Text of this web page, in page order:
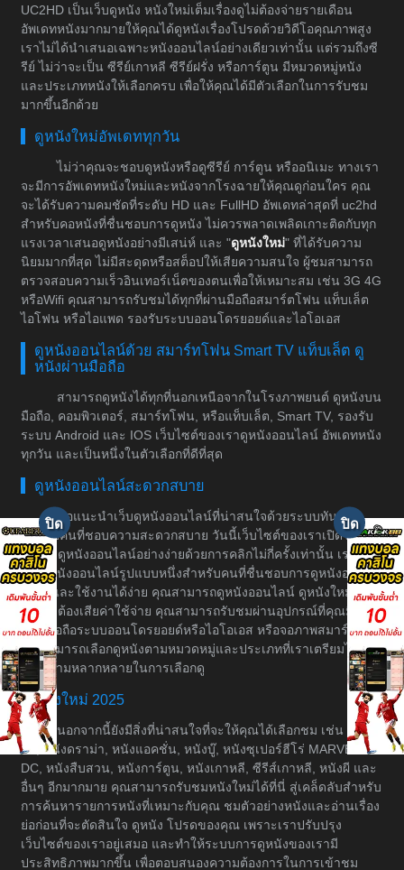
UC2HD เป็นเว็บดูหนัง หนังใหม่เต็มเรื่องดูไม่ต้องจ่ายรายเดือน
อัพเดทหนังมากมายให้คุณได้ดูหนังเรื่องโปรดด้วยวิดีโอคุณภาพสูง
เราไม่ได้นำเสนอเฉพาะหนังออนไลน์อย่างเดียวเท่านั้น แต่รวมถึงซี
รีย์ ไม่ว่าจะเป็น ซีรีย์เกาหลี ซีรีย์ฝรั่ง หรือการ์ตูน มีหมวดหมู่หนัง
และประเภทหนังให้เลือกครบ เพื่อให้คุณได้มีตัวเลือกในการรับชม
มากขึ้นอีกด้วย
ดูหนังใหม่อัพเดททุกวัน
ไม่ว่าคุณจะชอบดูหนังหรือดูซีรีย์ การ์ตูน หรืออนิเมะ ทางเรา
จะมีการอัพเดทหนังใหม่และหนังจากโรงฉายให้คุณดูก่อนใคร คุณ
จะได้รับความคมชัดที่ระดับ HD และ FullHD อัพเดทล่าสุดที่ uc2hd
สำหรับคอหนังที่ชื่นชอบการดูหนัง ไม่ควรพลาดเพลิดเกาะติดกับทุก
แรงเวลาเสนอดูหนังอย่างมีเสน่ห์ และ "ดูหนังใหม่" ที่ได้รับความ
นิยมมากที่สุด ไม่มีสะดุดหรือสต็อปให้เสียความสนใจ ผู้ชมสามารถ
ตรวจสอบความเร็วอินเทอร์เน็ตของตนเพื่อให้เหมาะสม เช่น 3G 4G
หรือWifi คุณสามารถรับชมได้ทุกที่ผ่านมือถือสมาร์ตโฟน แท็บเล็ต
ไอโฟน หรือไอแพด รองรับระบบออนโดรยอยด์และไอโอเอส
ดูหนังออนไลน์ด้วย สมาร์ทโฟน Smart TV แท็บเล็ต ดู
หนังผ่านมือถือ
สามารถดูหนังได้ทุกที่นอกเหนือจากในโรงภาพยนต์ ดูหนังบน
มือถือ, คอมพิวเตอร์, สมาร์ทโฟน, หรือแท็บเล็ต, Smart TV, รองรับ
ระบบ Android และ IOS เว็บไซต์ของเราดูหนังออนไลน์ อัพเดทหนัง
ทุกวัน และเป็นหนึ่งในตัวเลือกที่ดีที่สุด
ดูหนังออนไลน์สะดวกสบาย
ขอแนะนำเว็บดูหนังออนไลน์ที่น่าสนใจด้วยระบบทันสมัย
สำหรับคนที่ชอบความสะดวกสบาย วันนี้เว็บไซต์ของเราเปิดให้
บริการดูหนังออนไลน์อย่างง่ายด้วยการคลิกไม่กี่ครั้งเท่านั้น เราเป็น
เว็บดูหนังออนไลน์รูปแบบหนึ่งสำหรับคนที่ชื่นชอบการดูหนังอย่างมี
ระบบและใช้งานได้ง่าย คุณสามารถดูหนังออนไลน์ ดูหนังใหม่ได้
โดยไม่ต้องเสียค่าใช้จ่าย คุณสามารถรับชมผ่านอุปกรณ์ที่คุณมีอยู่
เช่น มือถือระบบออนโดรยอยด์หรือไอโอเอส หรือจอภาพสมาร์ททีวี
คุณสามารถเลือกดูหนังตามหมวดหมู่และประเภทที่เราเตรียมไว้ให้
เพื่อความหลากหลายในการเลือกดู
หนังใหม่ 2025
นอกจากนี้ยังมีสิ่งที่น่าสนใจที่จะให้คุณได้เลือกชม เช่น หนัง
ต่อ, หนังดราม่า, หนังแอคชั่น, หนังบู๊, หนังซุเปอร์ฮีโร่ MARVEL &
DC, หนังสืบสวน, หนังการ์ตูน, หนังเกาหลี, ซีรีส์เกาหลี, หนังผี และ
อื่นๆ อีกมากมาย คุณสามารถรับชมหนังใหม่ได้ที่นี่ สู่เคล็ดลับสำหรับ
การค้นหารายการหนังที่เหมาะกับคุณ ชมตัวอย่างหนังและอ่านเรื่อง
ย่อก่อนที่จะตัดสินใจ ดูหนัง โปรดของคุณ เพราะเราปรับปรุง
เว็บไซต์ของเราอยู่เสมอ และทำให้ระบบการดูหนังของเรามี
ประสิทธิภาพมากขึ้น เพื่อตอบสนองความต้องการในการเข้าชม